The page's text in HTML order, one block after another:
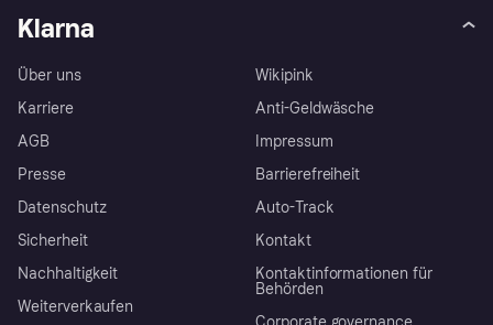
Klarna
Über uns
Karriere
AGB
Presse
Datenschutz
Sicherheit
Nachhaltigkeit
Weiterverkaufen
Wikipink
Anti-Geldwäsche
Impressum
Barrierefreiheit
Auto-Track
Kontakt
Kontaktinformationen für
Behörden